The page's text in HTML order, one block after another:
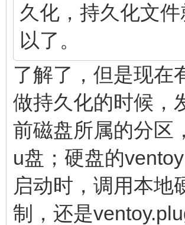
久化，持久化文
以了。
了解了，但是现在
做持久化的时候，
前磁盘所属的分区
u盘；硬盘的
启动时，调用本地
制，还是